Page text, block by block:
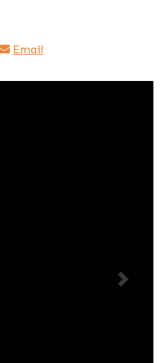
Email